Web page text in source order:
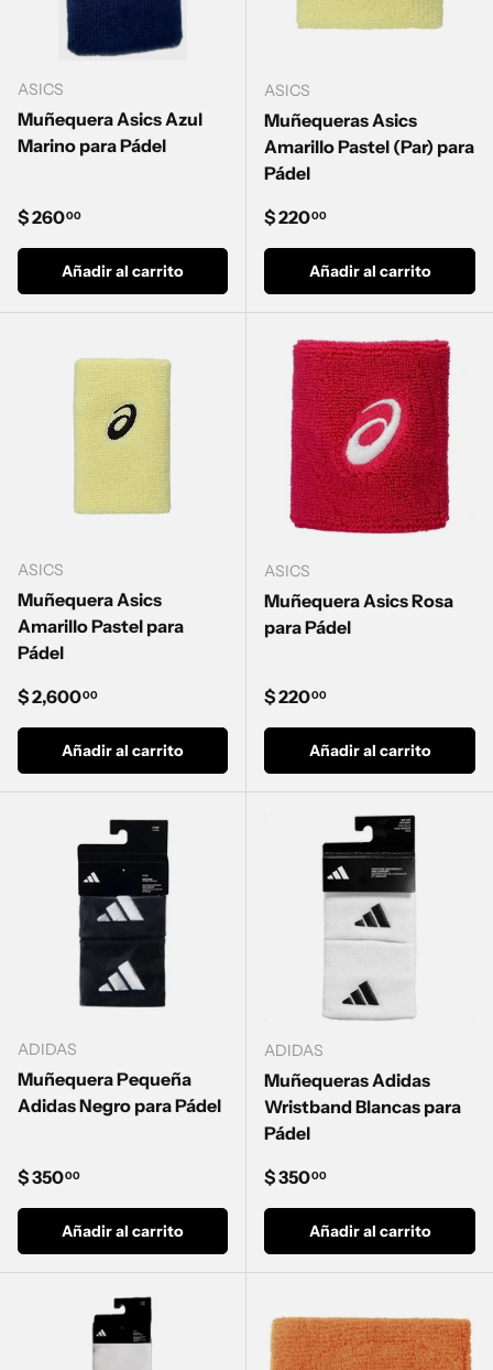
ASICS
Muñequera Asics Azul
Marino para Pádel
Precio normal
$ 26000
Añadir al carrito
ASICS
Muñequeras Asics
Amarillo Pastel (Par) para
Pádel
Precio normal
$ 22000
Añadir al carrito
ASICS
Muñequera Asics
Amarillo Pastel para
Pádel
Precio normal
$ 2,60000
Añadir al carrito
ASICS
Muñequera Asics Rosa
para Pádel
Precio normal
$ 22000
Añadir al carrito
ADIDAS
Muñequera Pequeña
Adidas Negro para Pádel
Precio normal
$ 35000
Añadir al carrito
ADIDAS
Muñequeras Adidas
Wristband Blancas para
Pádel
Precio normal
$ 35000
Añadir al carrito